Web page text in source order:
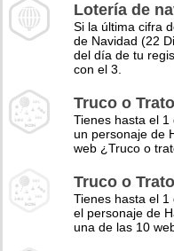
Lotería de
Si la última cifra
de Navidad (22
del día de tu
con el 3.
Truco o Trato
Tienes hasta el
un personaje de
web ¿Truco o
Truco o
Tienes hasta el
el personaje de
una de las 10